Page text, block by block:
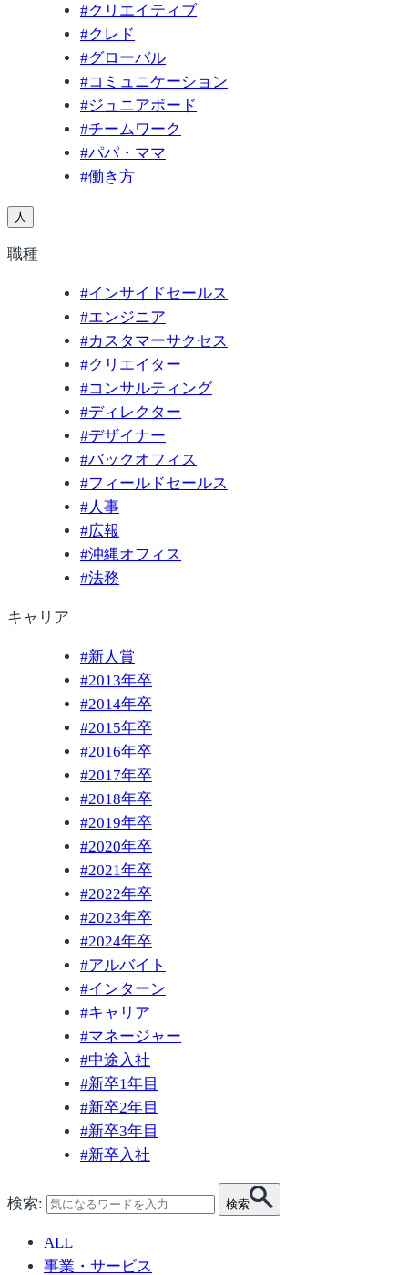
#クリエイティブ
#クレド
#グローバル
#コミュニケーション
#ジュニアボード
#チームワーク
#パパ・ママ
#働き方
人
職種
#インサイドセールス
#エンジニア
#カスタマーサクセス
#クリエイター
#コンサルティング
#ディレクター
#デザイナー
#バックオフィス
#フィールドセールス
#人事
#広報
#沖縄オフィス
#法務
キャリア
#新人賞
#2013年卒
#2014年卒
#2015年卒
#2016年卒
#2017年卒
#2018年卒
#2019年卒
#2020年卒
#2021年卒
#2022年卒
#2023年卒
#2024年卒
#アルバイト
#インターン
#キャリア
#マネージャー
#中途入社
#新卒1年目
#新卒2年目
#新卒3年目
#新卒入社
検索: 検索
ALL
事業・サービス